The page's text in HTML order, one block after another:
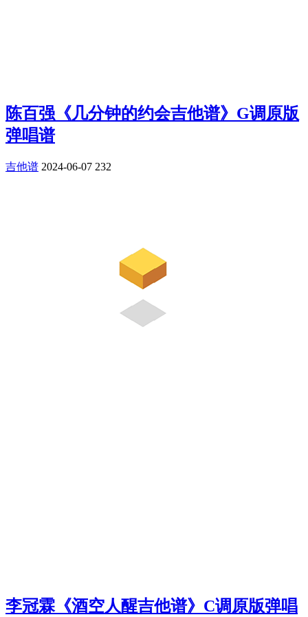
陈百强《几分钟的约会吉他谱》G调原版
弹唱谱
吉他谱 2024-06-07 232
李冠霖《酒空人醒吉他谱》C调原版弹唱